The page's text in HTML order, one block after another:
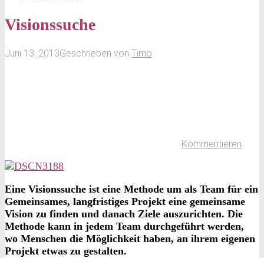
Visionssuche
Juni 13, 2013Geschrieben von Timo
Kommentieren
Eine Visionssuche ist eine Methode um als Team für ein
Gemeinsames, langfristiges Projekt eine gemeinsame
Vision zu finden und danach Ziele auszurichten. Die
Methode kann in jedem Team durchgeführt werden,
wo Menschen die Möglichkeit haben, an ihrem eigenen
Projekt etwas zu gestalten.